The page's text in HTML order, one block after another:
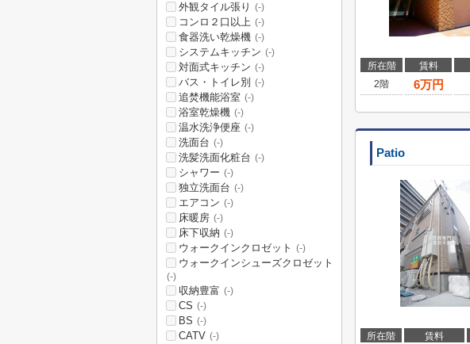
所在階 賃料
2階
6万円
Patio
所在階 賃料
外観タイル張り (-)
コンロ２口以上 (-)
食器洗い乾燥機 (-)
システムキッチン (-)
対面式キッチン (-)
バス・トイレ別 (-)
追焚機能浴室 (-)
浴室乾燥機 (-)
温水洗浄便座 (-)
洗面台 (-)
洗髪洗面化粧台 (-)
シャワー (-)
独立洗面台 (-)
エアコン (-)
床暖房 (-)
床下収納 (-)
ウォークインクロゼット (-)
ウォークインシューズクロゼット
(-)
収納豊富 (-)
CS (-)
BS (-)
CATV (-)